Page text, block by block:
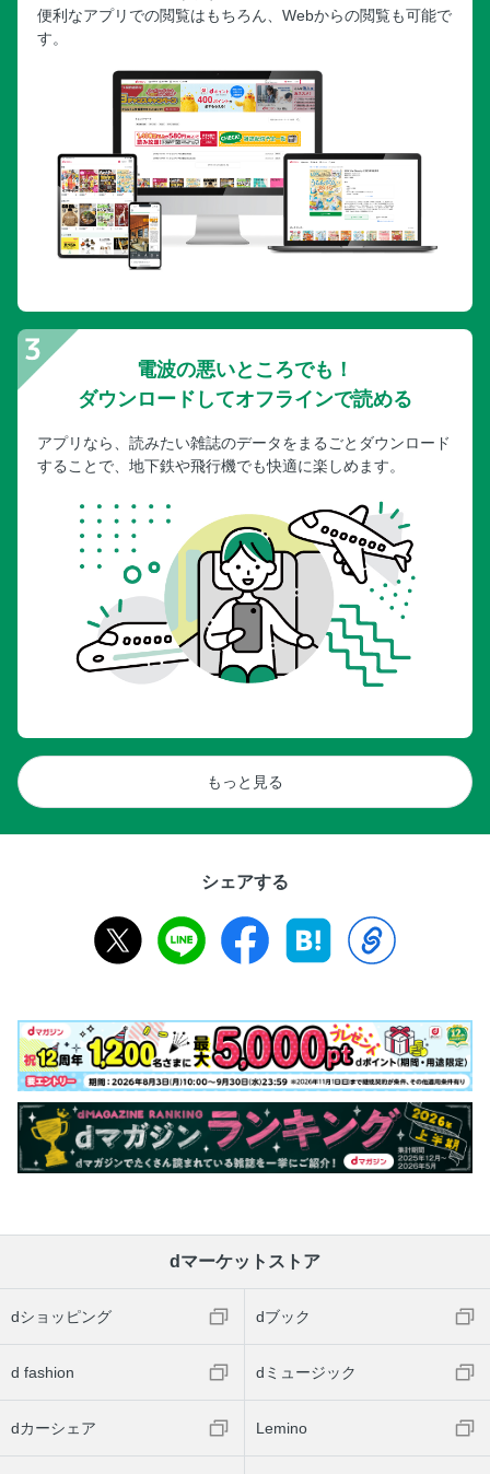
便利なアプリでの閲覧はもちろん、Webからの閲覧も可能で
す。
電波の悪いところでも！
ダウンロードしてオフラインで読める
アプリなら、読みたい雑誌のデータをまるごとダウンロード
することで、地下鉄や飛行機でも快適に楽しめます。
もっと見る
シェアする
dマーケットストア
dショッピング dブック
d fashion dミュージック
dカーシェア Lemino